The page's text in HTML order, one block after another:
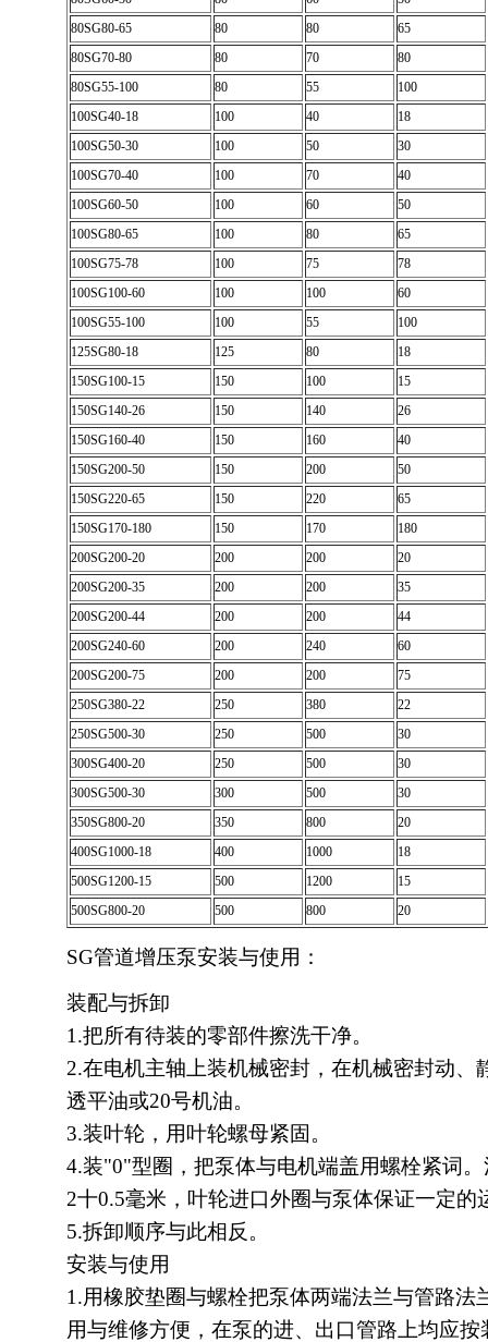
80SG80-65
80 80
65
80SG70-80
80 70
80
80SG55-100
80 55
100
100SG40-18
100 40
18
100SG50-30
100 50
30
100SG70-40
100 70
40
100SG60-50
100 60
50
100SG80-65
100 80
65
100SG75-78
100 75
78
100SG100-60
100 100
60
100SG55-100
100 55
100
125SG80-18
125 80
18
150SG100-15
150 100
15
150SG140-26
150 140
26
150SG160-40
150 160
40
150SG200-50
150 200
50
150SG220-65
150 220
65
150SG170-180
150 170
180
200SG200-20
200 200
20
200SG200-35
200 200
35
200SG200-44
200 200
44
200SG240-60
200 240
60
200SG200-75
200 200
75
250SG380-22
250 380
22
250SG500-30
250 500
30
300SG400-20
250 500
30
300SG500-30
300 500
30
350SG800-20
350 800
20
400SG1000-18
400 1000
18
500SG1200-15
500 1200
15
500SG800-20
500 800 20
SG管道增压泵安装与使用：
装配与拆卸
1.把所有待装的零部件擦洗干净。
2.在电机主轴上装机械密封，在机械密封动、
透平油或20号机油。
3.装叶轮，用叶轮螺母紧固。
4.装"0"型圈，把泵体与电机端盖用螺栓紧词
2十0.5毫米，叶轮进口外圈与泵体保证一定的
5.拆卸顺序与此相反。
安装与使用
1.用橡胶垫圈与螺栓把泵体两端法兰与管路法
用与维修方便，在泵的进、出口管路上均应按